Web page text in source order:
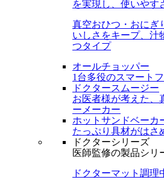
を実現し、使いやす
真空おひつ・おにぎ
いしさをキープ、汁
つタイプ
オールチョッパー
1台多役のスマート
ドクタースムージー
お医者様が考えた、
ーメーカー
ホットサンドベーカ
たっぷり具材がはさ
ドクターシリーズ
医師監修の製品シリ
ドクターマット 調理